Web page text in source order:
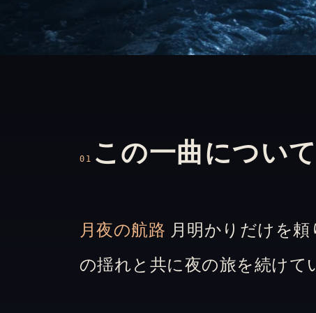
01 この一曲について
月夜の航路 月明かりだけを
の揺れと共に夜の旅を続けて